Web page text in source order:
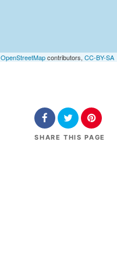
OpenStreetMapcontributors, CC-BY-SA
SHARE THIS PAGE